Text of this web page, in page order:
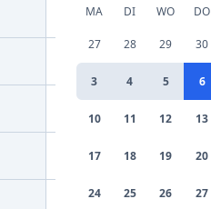
MA DI WO DO
27 28 29 30
3 4 5 6
10 11 12 13
17 18 19 20
24 25 26 27